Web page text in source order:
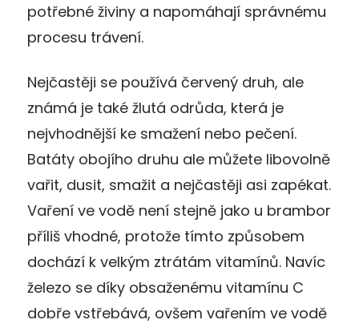
potřebné živiny a napomáhají správnému
procesu trávení.
Nejčastěji se používá červený druh, ale
známá je také žlutá odrůda, která je
nejvhodnější ke smažení nebo pečení.
Batáty obojího druhu ale můžete libovolně
vařit, dusit, smažit a nejčastěji asi zapékat.
Vaření ve vodě není stejně jako u brambor
příliš vhodné, protože tímto způsobem
dochází k velkým ztrátám vitamínů. Navíc
železo se díky obsaženému vitamínu C
dobře vstřebává, ovšem vařením ve vodě